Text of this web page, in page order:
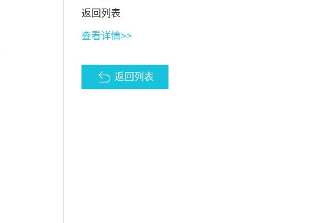
返回列表
查看详情>>
返回列表